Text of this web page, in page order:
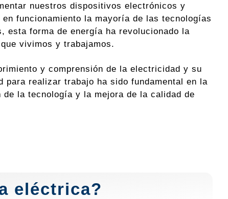
nuestros dispositivos electrónicos y
en funcionamiento la mayoría de las tecnologías
esta forma de energía ha revolucionado la
vivimos y trabajamos.
y comprensión de la electricidad y su
para realizar trabajo ha sido fundamental en la
de la tecnología y la mejora de la calidad de
eléctrica?